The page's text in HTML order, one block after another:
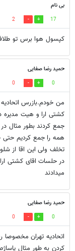
بی نام
17
2
کپسول هوا برس تو
حمید رضا صفایی
0
0
من خودم.بازرس
کشتی ارا و هیت مدیره
جمع کردند بطور مثال
همه را جمع کردیم حتی
تخلف ولی این اقا از
در حلسات اقای کشتی
میدادند
حمید رضا صفایی
0
0
اتحادیه تهران